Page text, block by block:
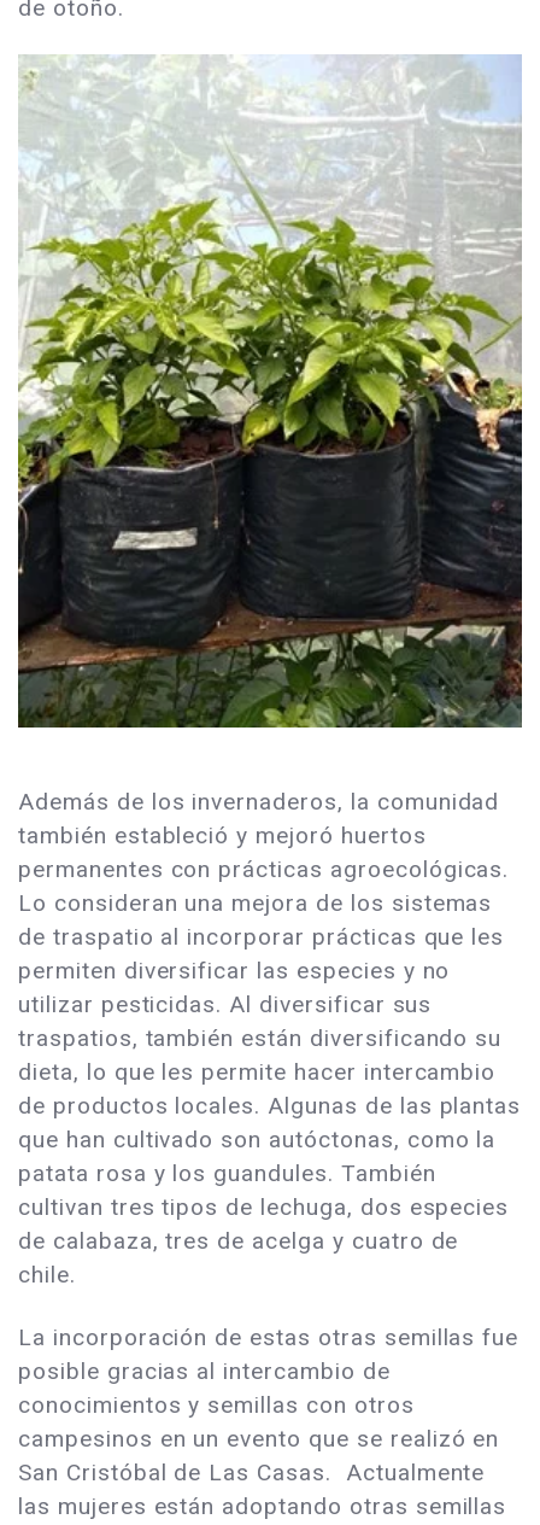
de otoño.
Además de los invernaderos, la comunidad
también estableció y mejoró huertos
permanentes con prácticas agroecológicas.
Lo consideran una mejora de los sistemas
de traspatio al incorporar prácticas que les
permiten diversificar las especies y no
utilizar pesticidas. Al diversificar sus
traspatios, también están diversificando su
dieta, lo que les permite hacer intercambio
de productos locales. Algunas de las plantas
que han cultivado son autóctonas, como la
patata rosa y los guandules. También
cultivan tres tipos de lechuga, dos especies
de calabaza, tres de acelga y cuatro de
chile.
La incorporación de estas otras semillas fue
posible gracias al intercambio de
conocimientos y semillas con otros
campesinos en un evento que se realizó en
San Cristóbal de Las Casas. Actualmente
las mujeres están adoptando otras semillas